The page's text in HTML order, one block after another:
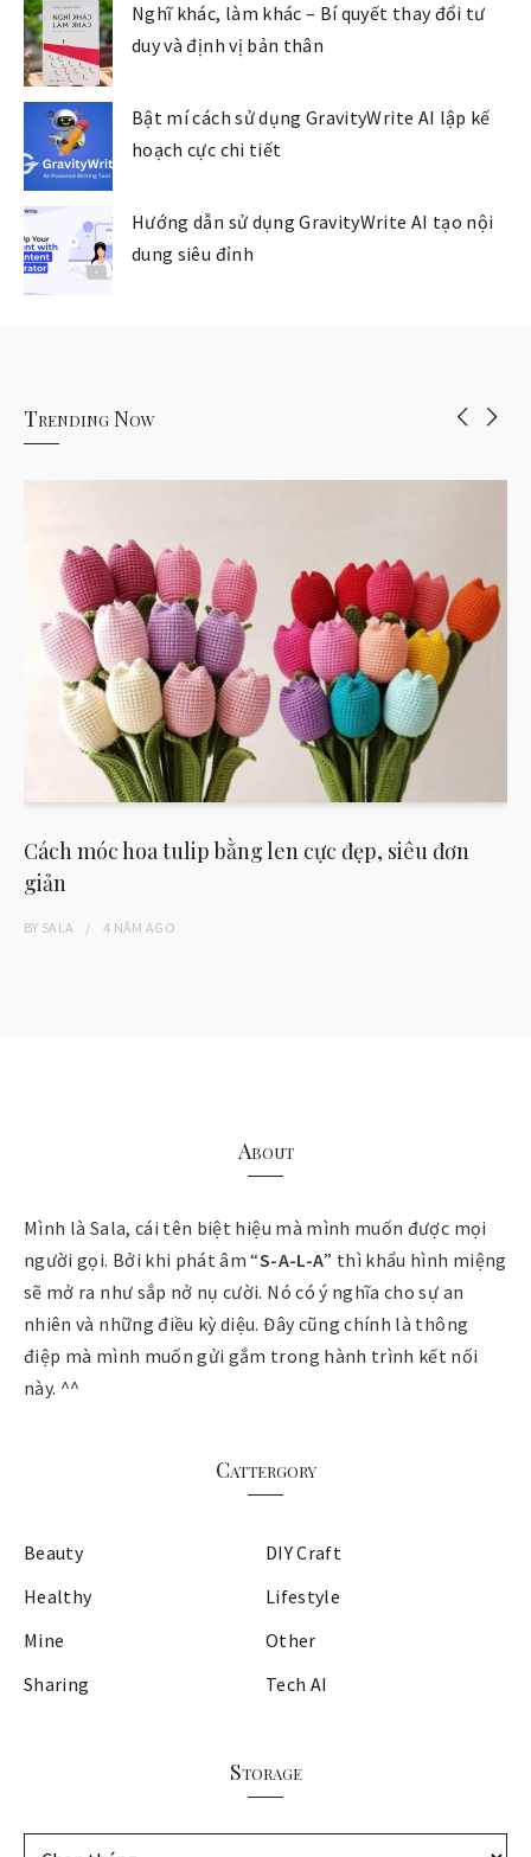
Nghĩ khác, làm khác – Bí quyết thay đổi tư
duy và định vị bản thân
Bật mí cách sử dụng GravityWrite AI lập kế
hoạch cực chi tiết
Hướng dẫn sử dụng GravityWrite AI tạo nội
dung siêu đỉnh
Trending Now
Cách móc hoa tulip bằng len cực đẹp, siêu đơn
giản
BY SALA 4 NĂM AGO
About
Mình là Sala, cái tên biệt hiệu mà mình muốn được mọi
người gọi. Bởi khi phát âm “S-A-L-A” thì khẩu hình miệng
sẽ mở ra như sắp nở nụ cười. Nó có ý nghĩa cho sự an
nhiên và những điều kỳ diệu. Đây cũng chính là thông
điệp mà mình muốn gửi gắm trong hành trình kết nối
này. ^^
Cattergory
Beauty
DIY Craft
Healthy
Lifestyle
Mine
Other
Sharing
Tech AI
Storage